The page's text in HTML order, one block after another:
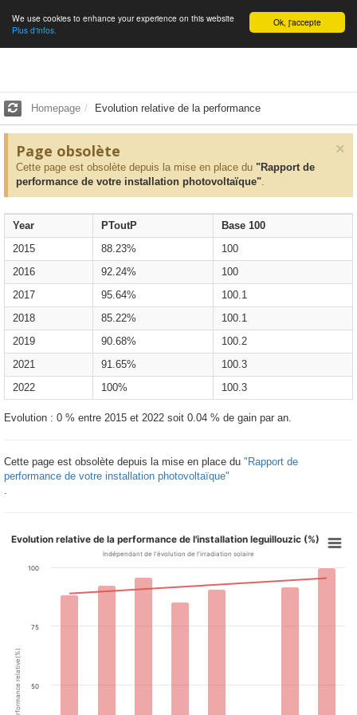
English Ok, j'accepte
We use cookies to enhance your experience on this website
Plus d'infos.
Homepage Evolution relative de la performance
×
Page obsolète
Cette page est obsolète depuis la mise en place du "Rapport de
performance de votre installation photovoltaïque".
Year PToutP
Base 100
2015
88.23%
100
2016
92.24%
100
2017
95.64%
100.1
2018
85.22%
100.1
2019
90.68%
100.2
2021
91.65%
100.3
2022
100% 100.3
Evolution : 0 % entre 2015 et 2022 soit 0.04 % de gain par an.
Cette page est obsolète depuis la mise en place du "Rapport de
performance de votre installation photovoltaïque"
Performance relative(%)
Evolution relative de la performance de l'installation leguillouzic (%)
Indépendant de l'évolution de l'irradiation solaire
50
75
100